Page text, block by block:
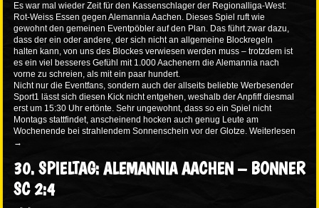
Es war mal wieder Zeit für den Kassenschlager der Regionalliga-West:
Rot-Weiss Essen gegen Alemannia Aachen. Dieses Spiel ruft wie
gewohnt den gemeinen Eventpöbler auf den Plan. Das führt zwar dazu,
dass der ein oder andere, der sich nicht an allgemeine Blockregeln
halten kann, von uns des Blockes verwiesen werden muss – trotzdem ist
es ein viel besseres Gefühl mit 1.000 Aachenern die Alemannia nach
vorne zu schreien, als mit ein paar hundert.
Nicht nur die Eventfans, sondern auch der allseits beliebte Werbesender
Sport1 lässt sich diesen Kick nicht entgehen, weshalb der Anpfiff diesmal
erst um 15:30 Uhr ertönte. Sehr ungewohnt, dass so ein Spiel nicht
Montags stattfindet, anscheinend hocken auch genug Leute am
Wochenende bei strahlendem Sonnenschein vor der Glotze.Weiterlesen
→
30. SPIELTAG: ALEMANNIA AACHEN – BONNER
SC 2:4